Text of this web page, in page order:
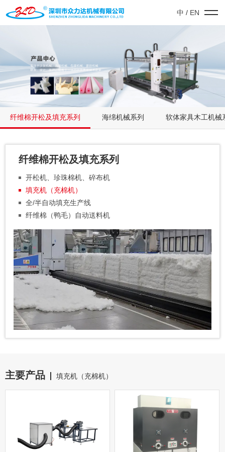
中 / EN
纤维棉开松及填充系列 海绵机械系列 软体家具木工机械
纤维棉开松及填充系列
开松机、珍珠棉机、碎布机
填充机（充棉机）
全/半自动填充生产线
纤维棉（鸭毛）自动送料机
主要产品 填充机（充棉机）